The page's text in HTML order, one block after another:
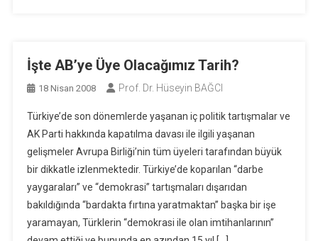
İşte AB’ye Üye Olacağımız Tarih?
18 Nisan 2008 Prof. Dr. Hüseyin BAĞCI
Türkiye’de son dönemlerde yaşanan iç politik tartışmalar ve
AK Parti hakkında kapatılma davası ile ilgili yaşanan
gelişmeler Avrupa Birliği’nin tüm üyeleri tarafından büyük
bir dikkatle izlenmektedir. Türkiye’de koparılan “darbe
yaygaraları” ve “demokrasi” tartışmaları dışarıdan
bakıldığında “bardakta fırtına yaratmaktan” başka bir işe
yaramayan, Türklerin “demokrasi ile olan imtihanlarının”